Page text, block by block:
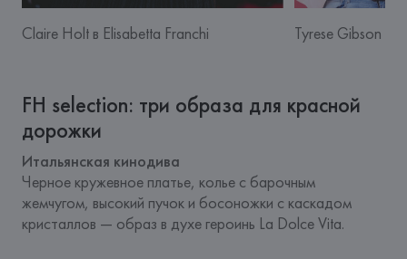
Claire Holt в Elisabetta Franchi Tyrese Gibson
FH selection: три образа для красной
дорожки
Итальянская кинодива
Черное кружевное платье, колье с барочным
жемчугом, высокий пучок и босоножки с каскадом
кристаллов — образ в духе героинь La Dolce Vita.